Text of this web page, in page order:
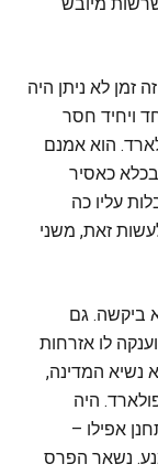
זמן לא ניתן היה
ויחיד חסר
הוא אמנם
כאסיר
עליו כה
זאת, משני
ביקשה. גם
לו אזרחות
נשיא המדינה,
היה
אפילו –
נשאר הפרס